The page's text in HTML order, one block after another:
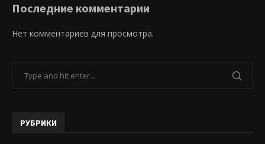
Последние комментарии
Нет комментариев для просмотра.
РУБРИКИ